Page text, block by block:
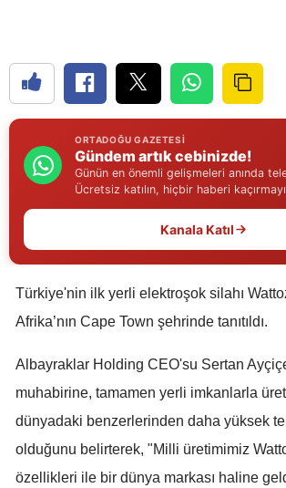
Elazığ
Erzincan
Erzurum
Eskişehir
Gaziantep
Hatay
Isparta
Mersin
ORTADOĞU GAZETESI
Gündem artık cebinizde!
Günün en önemli gelişmeleri anında
Ücretsiz katılın, hiçbir haberi
Kanala Katıl
Türkiye'nin ilk yerli elektroşok silahı
Afrika’nın Cape Town şehrinde tanıtıldı.
Albayraklar Holding CEO'su Sertan
muhabirine, tamamen yerli imkanlarla
dünyadaki benzerlerinden daha yüksek
olduğunu belirterek, "Milli üretimimiz
özellikleri ile bir dünya markası haline